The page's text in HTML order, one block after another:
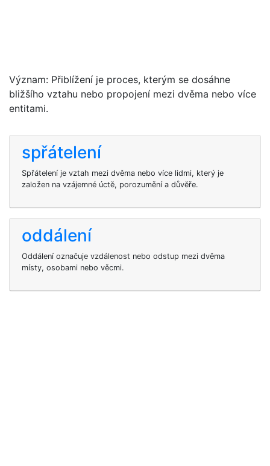
Význam: Přiblížení je proces, kterým se dosáhne
bližšího vztahu nebo propojení mezi dvěma nebo více
entitami.
spřátelení
Spřátelení je vztah mezi dvěma nebo více lidmi, který je
založen na vzájemné úctě, porozumění a důvěře.
oddálení
Oddálení označuje vzdálenost nebo odstup mezi dvěma
místy, osobami nebo věcmi.